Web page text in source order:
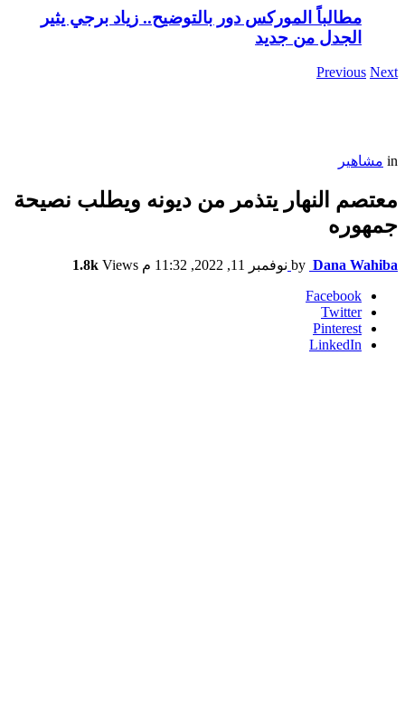
مطالباً الموركس دور بالتوضيح.. زياد برجي يثير
الجدل من جديد
Previous Next
in مشاهير
معتصم النهار يتذمر من ديونه ويطلب نصيحة
جمهوره
by Dana Wahiba نوفمبر 11, 2022, 11:32 م 1.8k Views
Facebook
Twitter
Pinterest
LinkedIn